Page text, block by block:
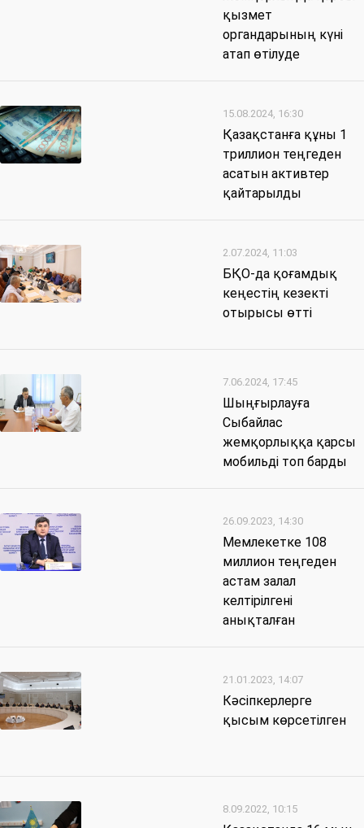
қызмет
органдарының күні
атап өтілуде
15.08.2024, 16:30
Қазақстанға құны 1
триллион теңгеден
асатын активтер
қайтарылды
2.07.2024, 11:03
БҚО-да қоғамдық
кеңестің кезекті
отырысы өтті
7.06.2024, 17:45
Шыңғырлауға
Сыбайлас
жемқорлыққа қарсы
мобильді топ барды
26.09.2023, 14:30
Мемлекетке 108
миллион теңгеден
астам залал
келтірілгені
анықталған
21.01.2023, 14:07
Кәсіпкерлерге
қысым көрсетілген
8.09.2022, 10:15